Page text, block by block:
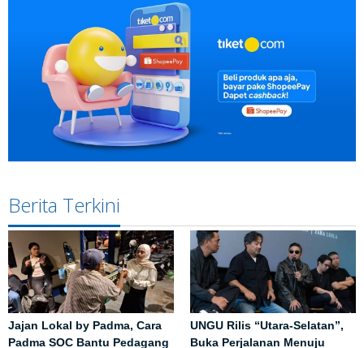
Berita Terkini
Jajan Lokal by Padma, Cara
Padma SOC Bantu Pedagang
UNGU Rilis “Utara-Selatan”,
Buka Perjalanan Menuju